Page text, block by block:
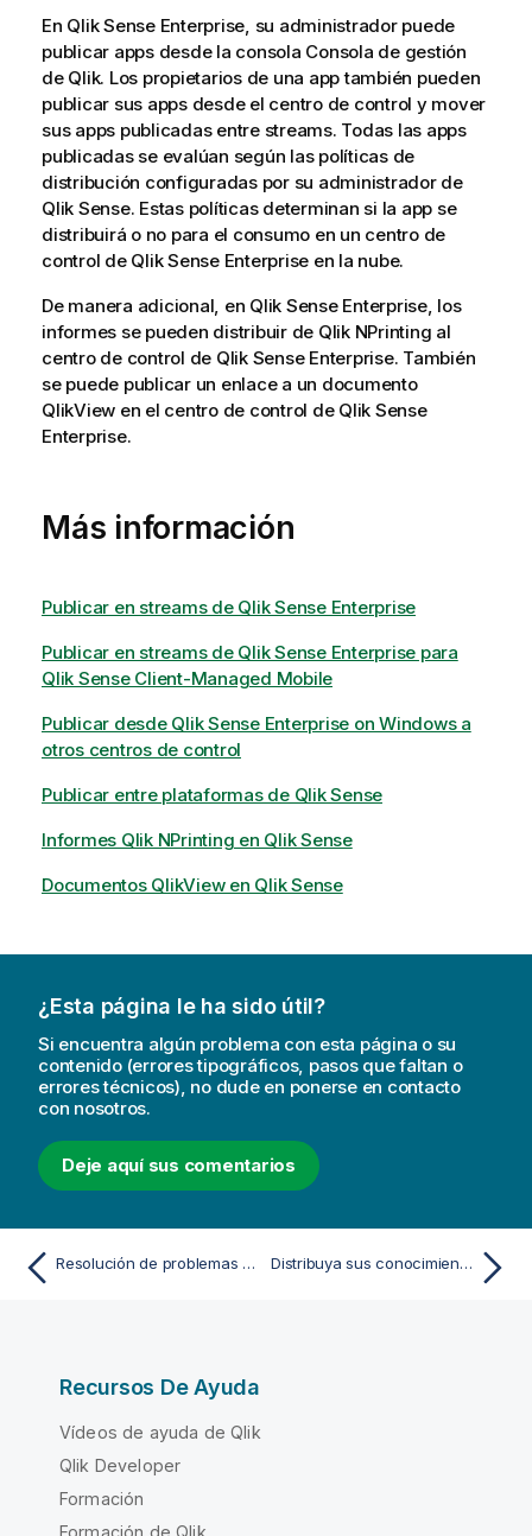
En Qlik Sense Enterprise, su administrador puede
publicar apps desde la consola Consola de gestión
de Qlik. Los propietarios de una app también pueden
publicar sus apps desde el centro de control y mover
sus apps publicadas entre streams. Todas las apps
publicadas se evalúan según las políticas de
distribución configuradas por su administrador de
Qlik Sense. Estas políticas determinan si la app se
distribuirá o no para el consumo en un centro de
control de Qlik Sense Enterprise en la nube.
De manera adicional, en Qlik Sense Enterprise, los
informes se pueden distribuir de Qlik NPrinting al
centro de control de Qlik Sense Enterprise. También
se puede publicar un enlace a un documento
QlikView en el centro de control de Qlik Sense
Enterprise.
Más información
Publicar en streams de Qlik Sense Enterprise
Publicar en streams de Qlik Sense Enterprise para
Qlik Sense Client-Managed Mobile
Publicar desde Qlik Sense Enterprise on Windows a
otros centros de control
Publicar entre plataformas de Qlik Sense
Informes Qlik NPrinting en Qlik Sense
Documentos QlikView en Qlik Sense
¿Esta página le ha sido útil?
Si encuentra algún problema con esta página o su
contenido (errores tipográficos, pasos que faltan o
errores técnicos), no dude en ponerse en contacto
con nosotros.
Deje aquí sus comentarios
Resolución de problemas - Usar la narración de datos Distribuya sus conocimientos
Recursos De Ayuda
Vídeos de ayuda de Qlik
Qlik Developer
Formación
Formación de Qlik